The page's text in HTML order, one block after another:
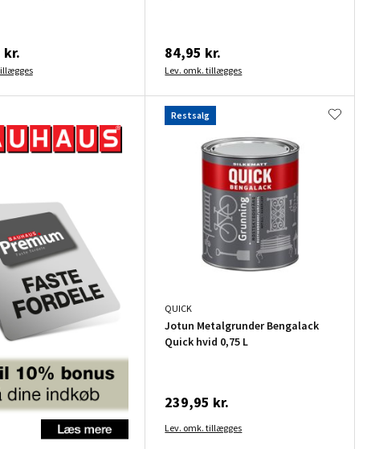
kr. 84,95 kr.
Lev. omk. tillægges
Restsalg
QUICK
Jotun Metalgrunder Bengalack
Quick hvid 0,75 L
239,95 kr.
Lev. omk. tillægges